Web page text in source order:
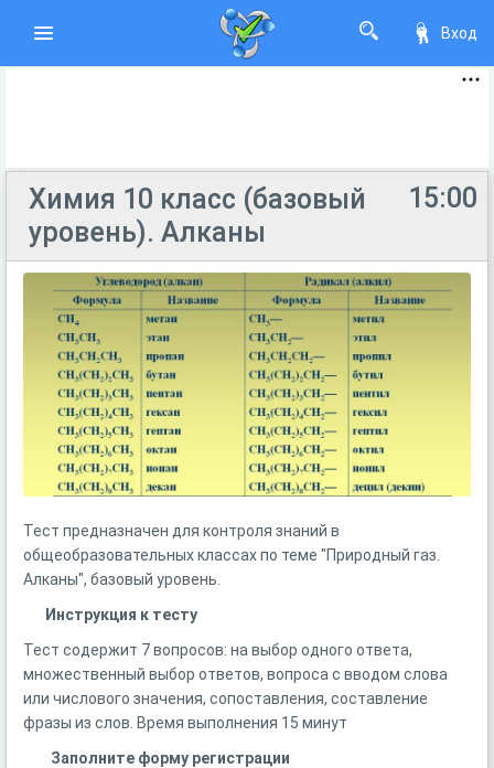
Вход
15:00
Химия 10 класс (базовый
уровень). Алканы
Тест предназначен для контроля знаний в
общеобразовательных классах по теме "Природный газ.
Алканы", базовый уровень.
Инструкция к тесту
Тест содержит 7 вопросов: на выбор одного ответа,
множественный выбор ответов, вопроса с вводом слова
или числового значения, сопоставления, составление
фразы из слов. Время выполнения 15 минут
Заполните форму регистрации